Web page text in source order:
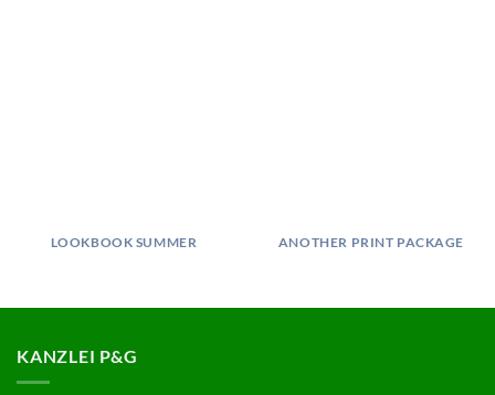
LOOKBOOK SUMMER ANOTHER PRINT PACKAGE
KANZLEI P&G